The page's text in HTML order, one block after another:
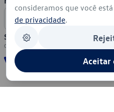
Segurança
consideramos que você
de privacidade.
Aceitar